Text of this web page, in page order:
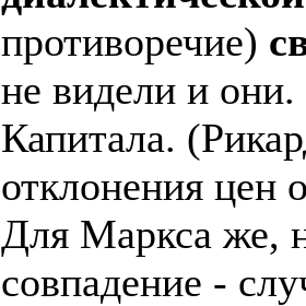
противоречие)
не видели и
Капитала.
отклонения цен
Для Маркса же,
совпадение -